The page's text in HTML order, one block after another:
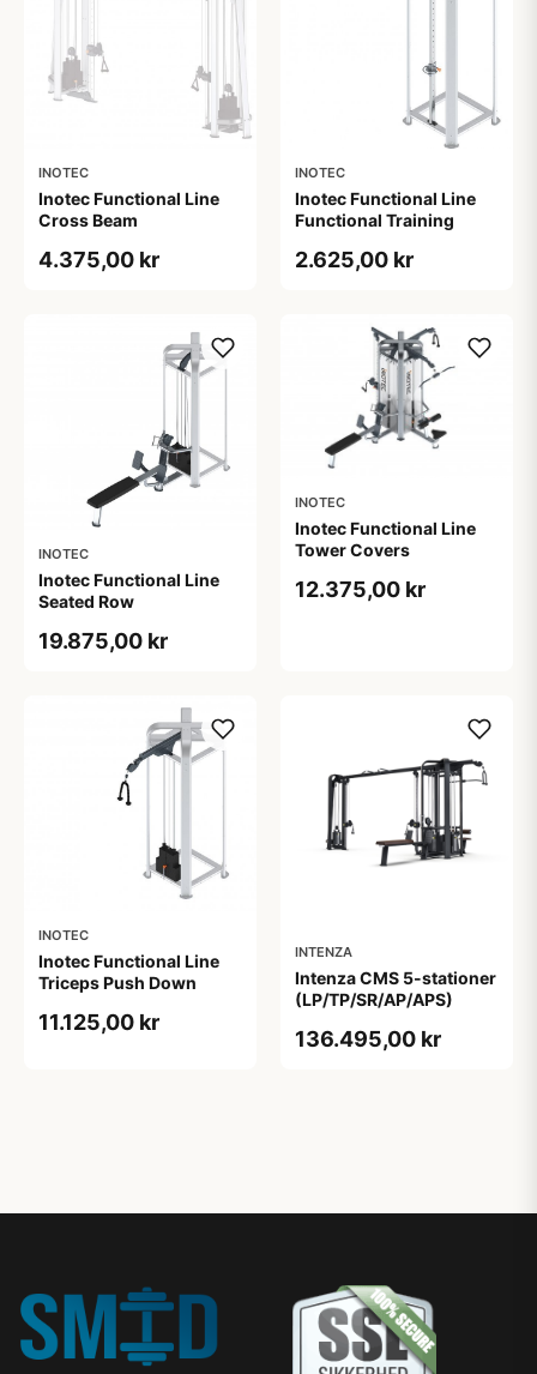
INOTEC
Inotec Functional Line
Cross Beam
4.375,00 kr
INOTEC
Inotec Functional Line
Functional Training
2.625,00 kr
INOTEC
Inotec Functional Line
Seated Row
19.875,00 kr
INOTEC
Inotec Functional Line
Tower Covers
12.375,00 kr
INOTEC
Inotec Functional Line
Triceps Push Down
11.125,00 kr
INTENZA
Intenza CMS 5-stationer
(LP/TP/SR/AP/APS)
136.495,00 kr